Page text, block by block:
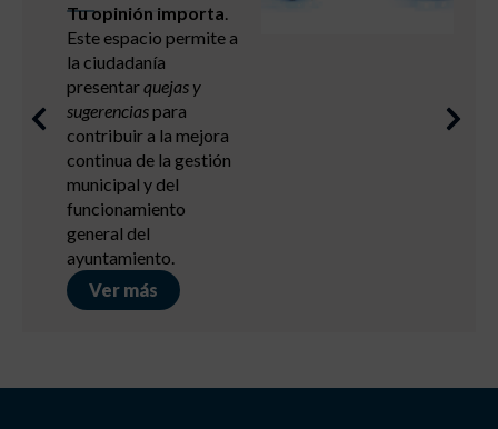
Tu opinión importa.
Este espacio permite a
la ciudadanía
presentarquejas y
sugerenciaspara
contribuir a la mejora
continua de la gestión
municipal y del
funcionamiento
general del
ayuntamiento.
Ver más